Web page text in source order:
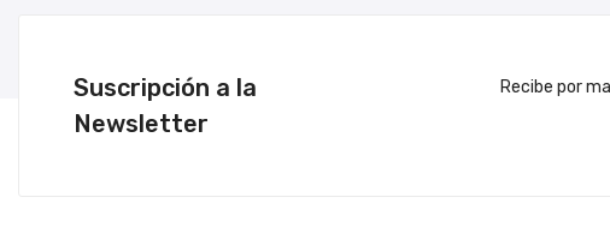
Suscripción a la
Newsletter
Recibe por